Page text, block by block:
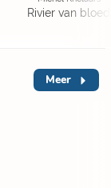
Rivier van bloed
Meer